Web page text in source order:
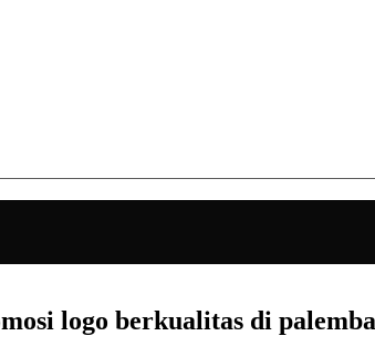
logo berkualitas di